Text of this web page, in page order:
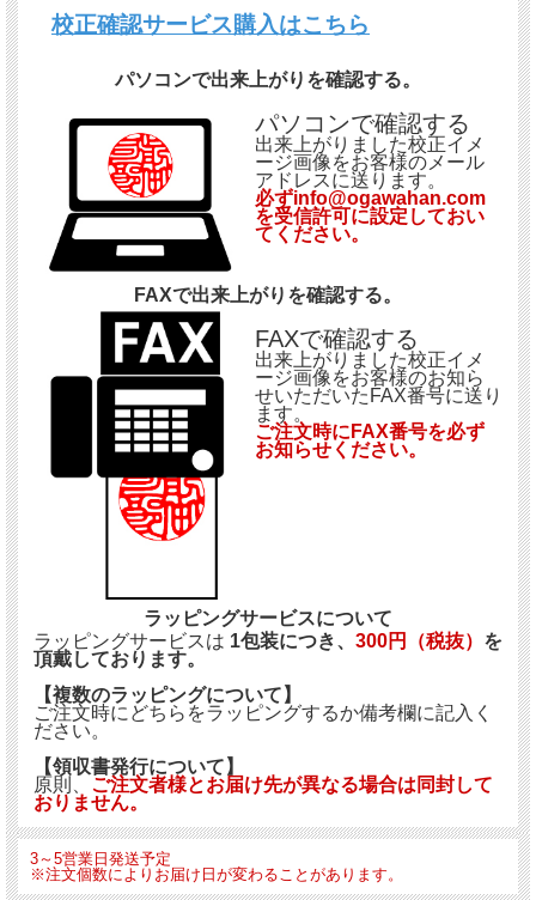
校正確認サービス購入はこちら
パソコンで出来上がりを確認する。
パソコンで確認する
出来上がりました校正イメ
ージ画像をお客様のメール
アドレスに送ります。
必ずinfo@ogawahan.com
を受信許可に設定しておい
てください。
FAXで出来上がりを確認する。
FAXで確認する
出来上がりました校正イメ
ージ画像をお客様のお知ら
せいただいたFAX番号に送り
ます。
ご注文時にFAX番号を必ず
お知らせください。
ラッピングサービスについて
ラッピングサービスは 1包装につき、 300円（税抜） を
頂戴しております。
【複数のラッピングについて】
ご注文時にどちらをラッピングするか備考欄に記入く
ださい。
【領収書発行について】
原則、 ご注文者様とお届け先が異なる場合は同封して
おりません。
3～5営業日発送予定
※注文個数によりお届け日が変わることがあります。